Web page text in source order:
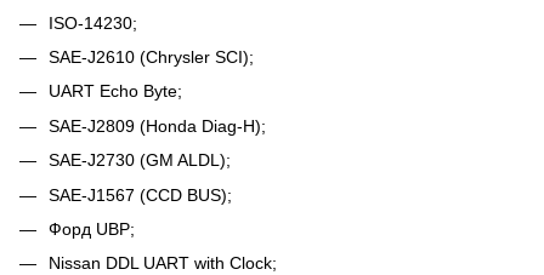
ISO-14230;
SAE-J2610 (Chrysler SCI);
UART Echo Byte;
SAE-J2809 (Honda Diag-H);
SAE-J2730 (GM ALDL);
SAE-J1567 (CCD BUS);
Форд UBP;
Nissan DDL UART with Clock;